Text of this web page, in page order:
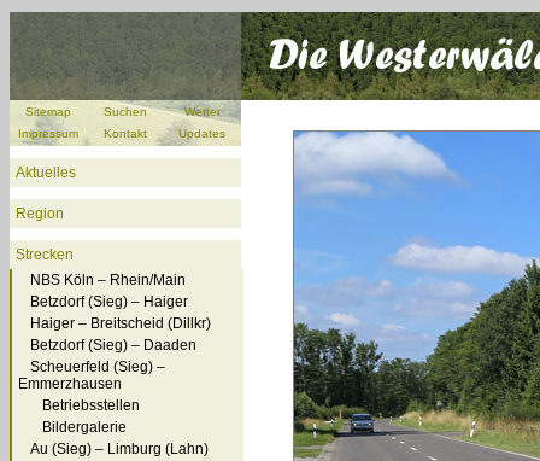
Sitemap Suchen
Wetter
Impressum
Kontakt Updates
Aktuelles
Region
Strecken
NBS Köln – Rhein/Main
Betzdorf (Sieg) – Haiger
Haiger – Breitscheid (Dillkr)
Betzdorf (Sieg) – Daaden
Scheuerfeld (Sieg) –
Emmerzhausen
Betriebsstellen
Bildergalerie
Au (Sieg) – Limburg (Lahn)